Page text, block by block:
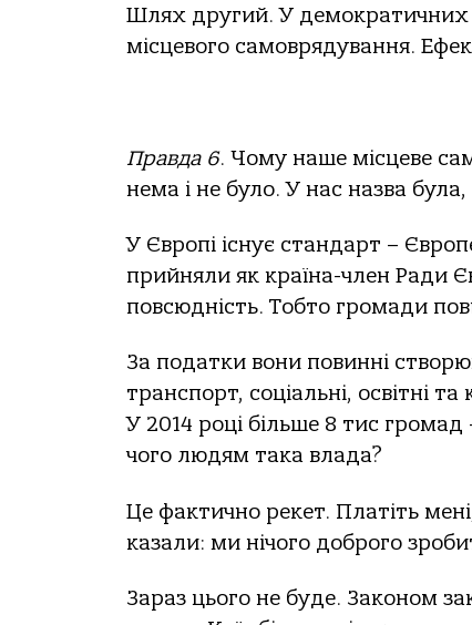
Шлях другий. У демократичних
місцевого самоврядування.
Правда 6. Чому наше місцеве
нема і не було. У нас назва
У Європі існує стандарт –
прийняли як країна-член Ради
повсюдність. Тобто громади
За податки вони повинні
транспорт, соціальні, освітні
У 2014 році більше 8 тис
чого людям така влада?
Це фактично рекет. Платіть
казали: ми нічого доброго
Зараз цього не буде. Законом